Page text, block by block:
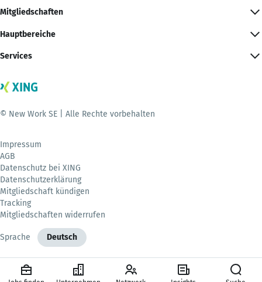
Mitgliedschaften
Hauptbereiche
Services
© New Work SE | Alle Rechte vorbehalten
Impressum
AGB
Datenschutz bei XING
Datenschutzerklärung
Mitgliedschaft kündigen
Tracking
Mitgliedschaften widerrufen
Sprache Deutsch